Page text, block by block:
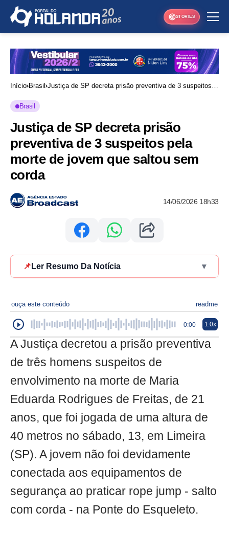
STORIES
Início Brasil Justiça de SP decreta prisão preventiva de 3 suspeitos
Brasil
Justiça de SP decreta prisão
preventiva de 3 suspeitos pela
morte de jovem que saltou sem
corda
14/06/2026 18h33
📌 Ler Resumo Da Notícia ▾
ouça este conteúdo readme
0:00 1.0x
A Justiça decretou a prisão preventiva
de três homens suspeitos de
envolvimento na morte de Maria
Eduarda Rodrigues de Freitas, de 21
anos, que foi jogada de uma altura de
40 metros no sábado, 13, em Limeira
(SP). A jovem não foi devidamente
conectada aos equipamentos de
segurança ao praticar rope jump - salto
com corda - na Ponte do Esqueleto.